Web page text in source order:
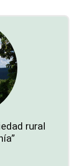
rural